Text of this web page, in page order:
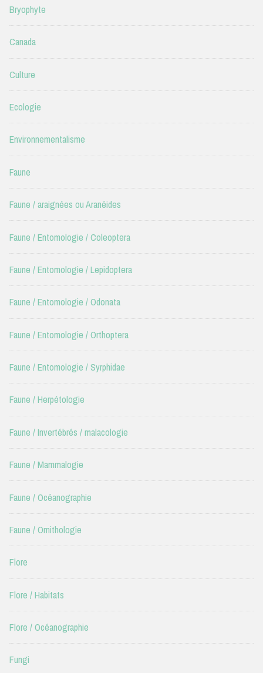
Bryophyte
Canada
Culture
Ecologie
Environnementalisme
Faune
Faune / araignées ou Aranéides
Faune / Entomologie / Coleoptera
Faune / Entomologie / Lepidoptera
Faune / Entomologie / Odonata
Faune / Entomologie / Orthoptera
Faune / Entomologie / Syrphidae
Faune / Herpétologie
Faune / Invertébrés / malacologie
Faune / Mammalogie
Faune / Océanographie
Faune / Ornithologie
Flore
Flore / Habitats
Flore / Océanographie
Fungi